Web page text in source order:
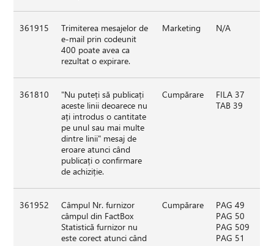
361915
Trimiterea mesajelor de
e-mail prin codeunit
400 poate avea ca
rezultat o expirare.
Marketing N/A
361810
"Nu puteți să publicați
aceste linii deoarece nu
ați introdus o cantitate
pe unul sau mai multe
dintre linii" mesaj de
eroare atunci când
publicați o confirmare
de achiziție.
Cumpărare
FILA 37
TAB 39
361952
Câmpul Nr. furnizor
câmpul din FactBox
Statistică furnizor nu
este corect atunci când
Cumpărare
PAG 49
PAG 50
PAG 509
PAG 51